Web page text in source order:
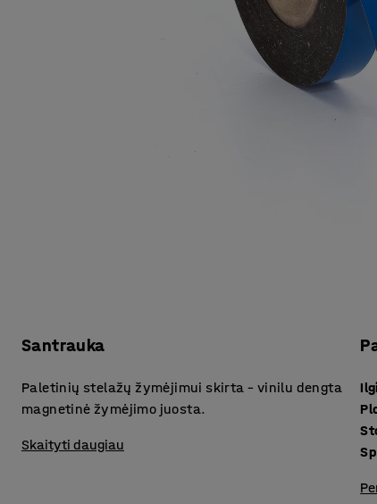
Santrauka
Paletinių stelažų žymėjimui skirta – vinilu dengta
magnetinė žymėjimo juosta.
Skaityti daugiau